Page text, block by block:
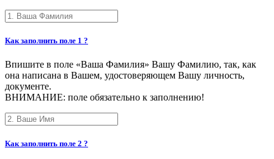
Как заполнить поле 1 ?
Впишите в поле «Ваша Фамилия» Вашу Фамилию, так, как
она написана в Вашем, удостоверяющем Вашу личность,
документе.
ВНИМАНИЕ: поле обязательно к заполнению!
Как заполнить поле 2 ?